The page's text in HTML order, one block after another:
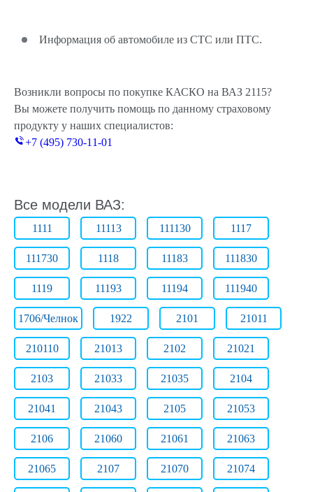
Информация об автомобиле из СТС или ПТС.
Возникли вопросы по покупке КАСКО на ВАЗ 2115?
Вы можете получить помощь по данному страховому
продукту у наших специалистов:
+7 (495) 730-11-01
Все модели ВАЗ:
1111 11113 111130 1117
111730 1118 11183 111830
1119 11193 11194 111940
1706/Челнок 1922 2101 21011
210110 21013 2102 21021
2103 21033 21035 2104
21041 21043 2105 21053
2106 21060 21061 21063
21065 2107 21070 21074